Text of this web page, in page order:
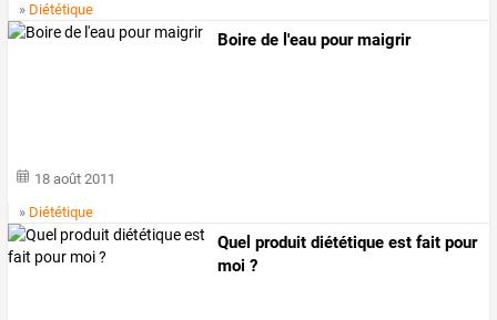
» Diététique
Boire de l'eau pour maigrir
18 août 2011
» Diététique
Quel produit diététique est fait pour
moi ?